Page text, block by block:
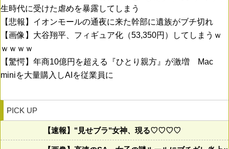
生時代に受けた虐めを暴露してしまう
【悲報】イオンモールの通夜に来た幹部に遺族がブチ切れ
【画像】大谷翔平、フィギュア化（53,350円）してしまうｗ
ｗｗｗｗ
【驚愕】年商10億円を超える『ひとり親方』が激増 Mac
miniを大量購入しAIを従業員に
PICK UP
【速報】"見せブラ"女神、現る♡♡♡♡